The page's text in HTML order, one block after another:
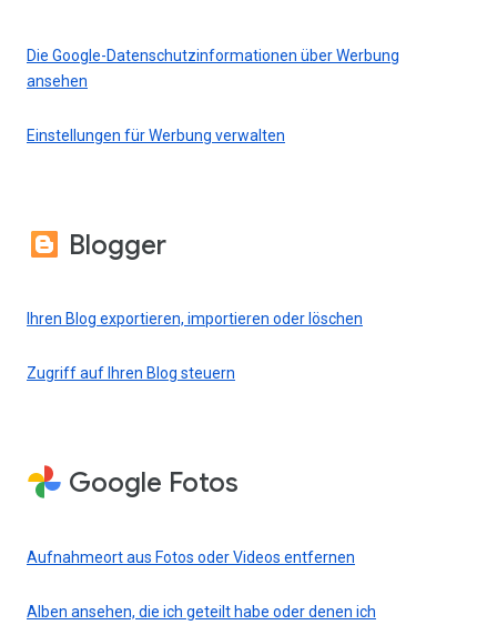
Die Google-Datenschutzinformationen über Werbung
ansehen
Einstellungen für Werbung verwalten
Blogger
Ihren Blog exportieren, importieren oder löschen
Zugriff auf Ihren Blog steuern
Google Fotos
Aufnahmeort aus Fotos oder Videos entfernen
Alben ansehen, die ich geteilt habe oder denen ich